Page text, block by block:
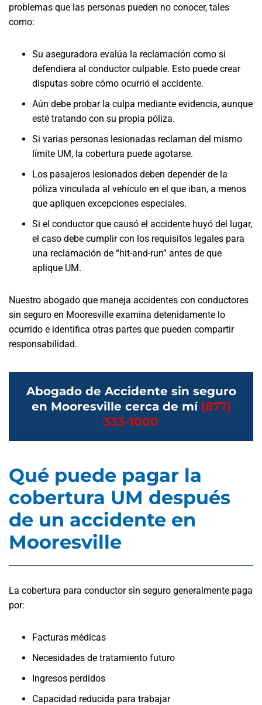
problemas que las personas pueden no conocer, tales
como:
Su aseguradora evalúa la reclamación como si
defendiera al conductor culpable. Esto puede crear
disputas sobre cómo ocurrió el accidente.
Aún debe probar la culpa mediante evidencia, aunque
esté tratando con su propia póliza.
Si varias personas lesionadas reclaman del mismo
límite UM, la cobertura puede agotarse.
Los pasajeros lesionados deben depender de la
póliza vinculada al vehículo en el que iban, a menos
que apliquen excepciones especiales.
Si el conductor que causó el accidente huyó del lugar,
el caso debe cumplir con los requisitos legales para
una reclamación de “hit-and-run” antes de que
aplique UM.
Nuestro abogado que maneja accidentes con conductores
sin seguro en Mooresville examina detenidamente lo
ocurrido e identifica otras partes que pueden compartir
responsabilidad.
Abogado de Accidente sin seguro
en Mooresville cerca de mí (877)
333-1000
Qué puede pagar la
cobertura UM después
de un accidente en
Mooresville
La cobertura para conductor sin seguro generalmente paga
por:
Facturas médicas
Necesidades de tratamiento futuro
Ingresos perdidos
Capacidad reducida para trabajar